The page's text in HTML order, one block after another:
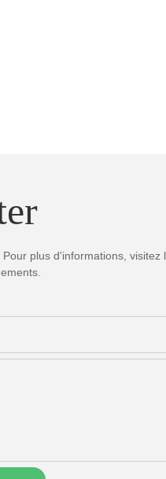
plus d'informations,